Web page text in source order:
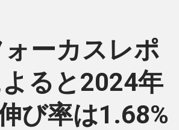
ーカスレポ
ると2024年
び率は1.68%